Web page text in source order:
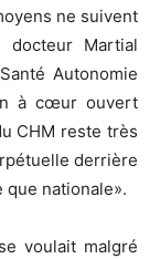
ne suivent
Martial
Autonomie
à cœur ouvert
CHM reste très
derrière
que nationale».
voulait malgré